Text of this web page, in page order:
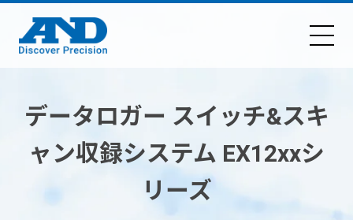
データロガー スイッチ&スキ
ャン収録システム EX12xxシ
リーズ